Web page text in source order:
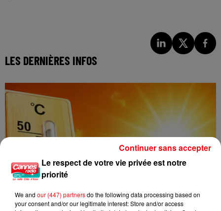
LES DERNIÈRES INFOS
Le respect de votre vie privée est notre
priorité
We and our (447) partnersdo the following data processing based on
your consent and/or our legitimate interest: Store and/or access
Continuer sans accepter